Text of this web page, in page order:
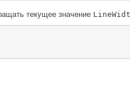
текущее значение